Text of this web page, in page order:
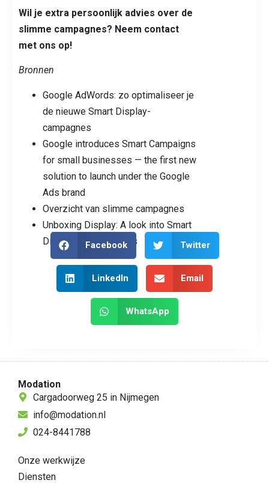
Wil je extra persoonlijk advies over de
slimme campagnes? Neem contact
met ons op!
Bronnen
Google AdWords: zo optimaliseer je
de nieuwe Smart Display-
campagnes
Google introduces Smart Campaigns
for small businesses — the first new
solution to launch under the Google
Ads brand
Overzicht van slimme campagnes
Unboxing Display: A look into Smart
Display best practices
Facebook Twitter
LinkedIn Email
WhatsApp
Modation
Cargadoorweg 25 in Nijmegen
info@modation.nl
024-8441788
Onze werkwijze
Diensten